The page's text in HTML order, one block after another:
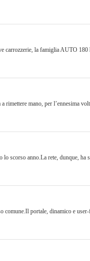
carrozzerie, la famiglia AUTO 180
rimettere mano, per l’ennesima
scorso anno.La rete, dunque, ha
portale, dinamico e